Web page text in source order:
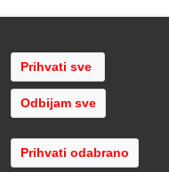
Odbijam sve